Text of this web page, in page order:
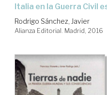
Italia en la Guerra Civil
Rodrigo Sánchez, Javier
Alianza Editorial. Madrid, 2016